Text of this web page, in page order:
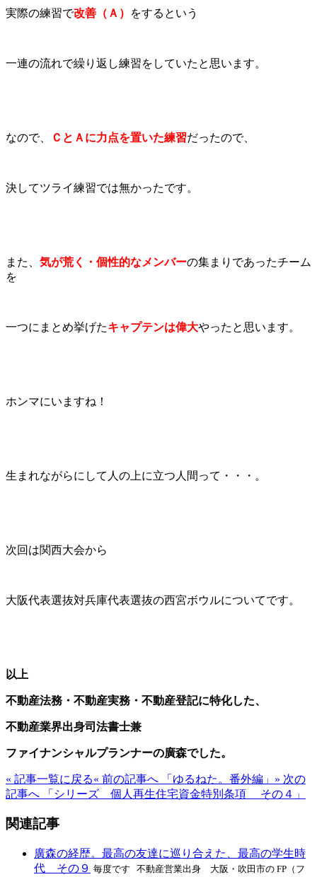
実際の練習で改善（Ａ） をするという
一連の流れで繰り返し練習をしていたと思います。
なので、 ＣとＡに力点を置いた練習だったので、
決してツライ練習では無かったです。
また、 気が荒く・個性的なメンバーの集まりであったチーム
を
一つにまとめ挙げたキャプテンは偉大やったと思います。
ホンマにいますね！
生まれながらにして人の上に立つ人間って・・・。
次回は関西大会から
大阪代表選抜対兵庫代表選抜の西宮ボウルについてです。
以上
不動産法務・不動産実務・不動産登記に特化した、
不動産業界出身司法書士兼
ファイナンシャルプランナーの廣森でした。
« 記事一覧に戻る« 前の記事へ 「ゆるねた。番外編」 » 次の
記事へ 「シリーズ 個人再生住宅資金特別条項 その４」
関連記事
廣森の経歴。最高の友達に巡り合えた、最高の学生時
代 その９ 毎度です 不動産営業出身 大阪・吹田市の FP（フ